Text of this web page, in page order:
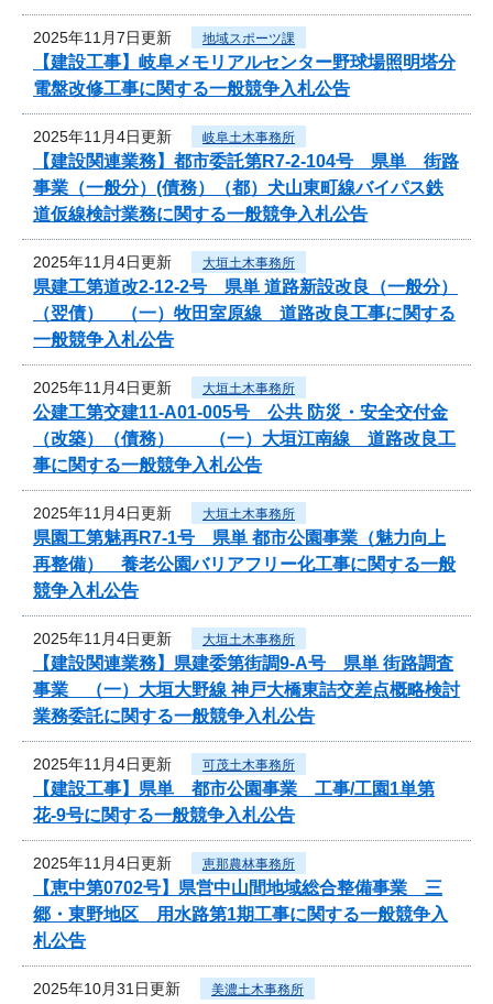
2025年11月7日更新 地域スポーツ課
【建設工事】岐阜メモリアルセンター野球場照明塔分
電盤改修工事に関する一般競争入札公告
2025年11月4日更新 岐阜土木事務所
【建設関連業務】都市委託第R7-2-104号 県単 街路
事業（一般分）(債務）（都）犬山東町線バイパス鉄
道仮線検討業務に関する一般競争入札公告
2025年11月4日更新 大垣土木事務所
県建工第道改2-12-2号 県単 道路新設改良（一般分）
（翌債） （一）牧田室原線 道路改良工事に関する
一般競争入札公告
2025年11月4日更新 大垣土木事務所
公建工第交建11-A01-005号 公共 防災・安全交付金
（改築）（債務） （一）大垣江南線 道路改良工
事に関する一般競争入札公告
2025年11月4日更新 大垣土木事務所
県園工第魅再R7-1号 県単 都市公園事業（魅力向上
再整備） 養老公園バリアフリー化工事に関する一般
競争入札公告
2025年11月4日更新 大垣土木事務所
【建設関連業務】県建委第街調9-A号 県単 街路調査
事業 （一）大垣大野線 神戸大橋東詰交差点概略検討
業務委託に関する一般競争入札公告
2025年11月4日更新 可茂土木事務所
【建設工事】県単 都市公園事業 工事/工園1単第
花-9号に関する一般競争入札公告
2025年11月4日更新 恵那農林事務所
【恵中第0702号】県営中山間地域総合整備事業 三
郷・東野地区 用水路第1期工事に関する一般競争入
札公告
2025年10月31日更新 美濃土木事務所